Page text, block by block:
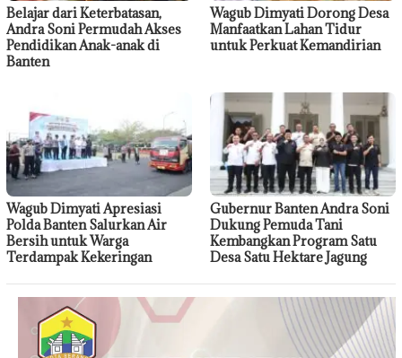
Belajar dari Keterbatasan,
Andra Soni Permudah Akses
Pendidikan Anak-anak di
Banten
Wagub Dimyati Dorong Desa
Manfaatkan Lahan Tidur
untuk Perkuat Kemandirian
Wagub Dimyati Apresiasi
Polda Banten Salurkan Air
Bersih untuk Warga
Terdampak Kekeringan
Gubernur Banten Andra Soni
Dukung Pemuda Tani
Kembangkan Program Satu
Desa Satu Hektare Jagung